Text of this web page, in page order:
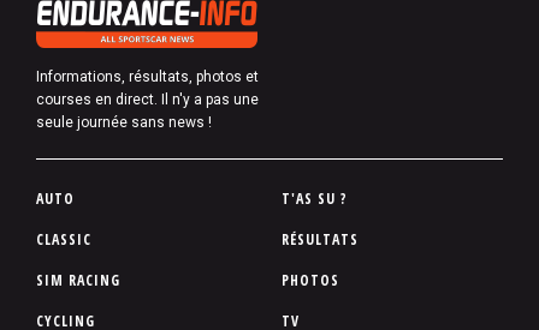
Informations, résultats, photos et
courses en direct. Il n'y a pas une
seule journée sans news !
P
d
d
AUTO
CLASSIC
SIM RACING
CYCLING
T'AS SU ?
RÉSULTATS
PHOTOS
TV